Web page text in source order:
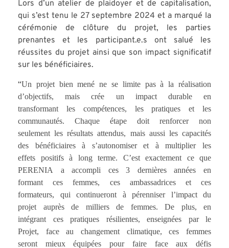
Lors d’un atelier de plaidoyer et de capitalisation,
qui s’est tenu le 27 septembre 2024 et a marqué la
cérémonie de clôture du projet, les parties
prenantes et les participant.e.s ont salué les
réussites du projet ainsi que son impact significatif
sur les bénéficiaires.
“Un projet bien mené ne se limite pas à la réalisation
d’objectifs, mais crée un impact durable en
transformant les compétences, les pratiques et les
communautés. Chaque étape doit renforcer non
seulement les résultats attendus, mais aussi les capacités
des bénéficiaires à s’autonomiser et à multiplier les
effets positifs à long terme. C’est exactement ce que
PERENIA a accompli ces 3 dernières années en
formant ces femmes, ces ambassadrices et ces
formateurs, qui continueront à pérenniser l’impact du
projet auprès de milliers de femmes. De plus, en
intégrant ces pratiques résilientes, enseignées par le
Projet, face au changement climatique, ces femmes
seront mieux équipées pour faire face aux défis